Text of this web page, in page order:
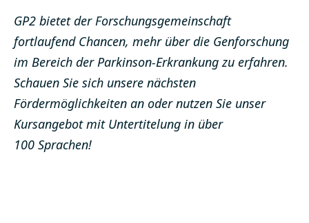
GP2 bietet der Forschungsgemeinschaft
fortlaufend Chancen, mehr über die Genforschung
im Bereich der Parkinson-Erkrankung zu erfahren.
Schauen Sie sich unsere nächsten
Fördermöglichkeiten an oder nutzen Sie unser
Kursangebotmit Untertitelung in über
100 Sprachen!